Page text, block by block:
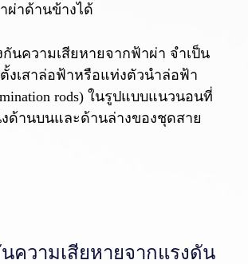
ผ่าด้านข้างได้
กันความเสียหายจากฟ้าผ่า จำเป็น
งเสาล่อฟ้าหรือแท่งตัวนำล่อฟ้า
rods) ในรูปแบบแนวนอนที่
ด้านบนและด้านล่างของชุดสาย
ความเสียหายจากแรงดัน